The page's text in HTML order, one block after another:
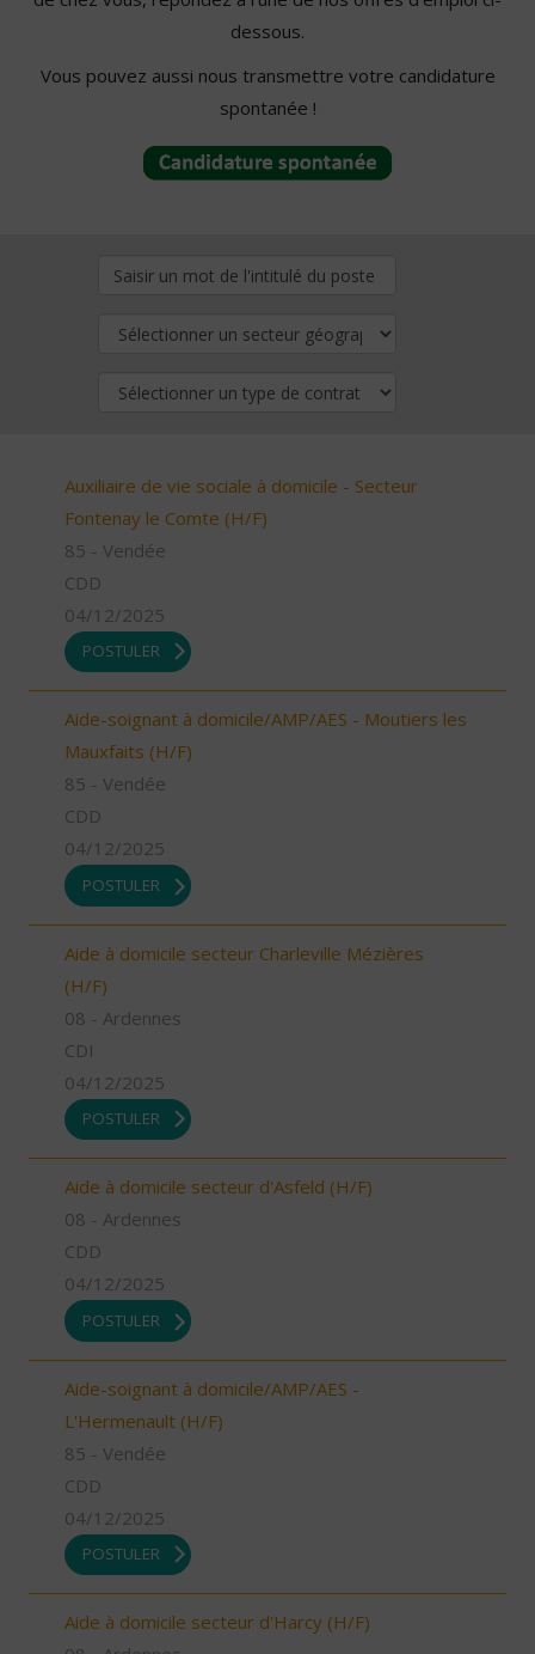
dessous.
Vous pouvez aussi nous transmettre votre candidature
spontanée !
Auxiliaire de vie sociale à domicile - Secteur
Fontenay le Comte (H/F)
85 - Vendée
CDD
04/12/2025
POSTULER
Aide-soignant à domicile/AMP/AES - Moutiers les
Mauxfaits (H/F)
85 - Vendée
CDD
04/12/2025
POSTULER
Aide à domicile secteur Charleville Mézières
(H/F)
08 - Ardennes
CDI
04/12/2025
POSTULER
Aide à domicile secteur d'Asfeld (H/F)
08 - Ardennes
CDD
04/12/2025
POSTULER
Aide-soignant à domicile/AMP/AES -
L'Hermenault (H/F)
85 - Vendée
CDD
04/12/2025
POSTULER
Aide à domicile secteur d'Harcy (H/F)